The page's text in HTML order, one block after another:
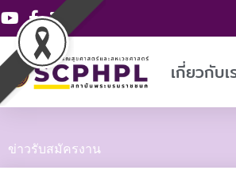
Skip
content
เกี่ยวกับเ
ข่าวรับสมัครงาน